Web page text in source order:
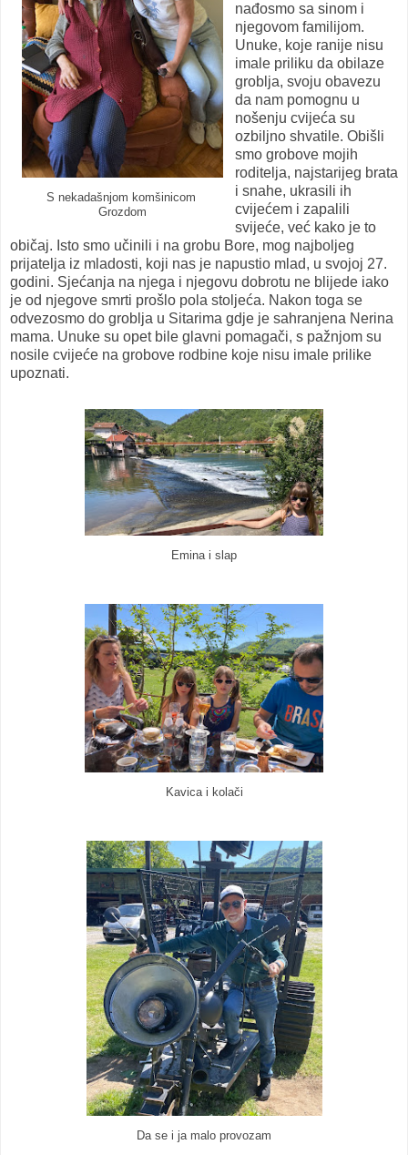
S nekadašnjom komšinicom
Grozdom
nađosmo sa sinom i
njegovom familijom.
Unuke, koje ranije nisu
imale priliku da obilaze
groblja, svoju obavezu
da nam pomognu u
nošenju cvijeća su
ozbiljno shvatile. Obišli
smo grobove mojih
roditelja, najstarijeg brata
i snahe, ukrasili ih
cvijećem i zapalili
svijeće, već kako je to
običaj. Isto smo učinili i na grobu Bore, mog najboljeg
prijatelja iz mladosti, koji nas je napustio mlad, u svojoj 27.
godini. Sjećanja na njega i njegovu dobrotu ne blijede iako
je od njegove smrti prošlo pola stoljeća. Nakon toga se
odvezosmo do groblja u Sitarima gdje je sahranjena Nerina
mama. Unuke su opet bile glavni pomagači, s pažnjom su
nosile cvijeće na grobove rodbine koje nisu imale prilike
upoznati.
Emina i slap
Kavica i kolači
Da se i ja malo provozam